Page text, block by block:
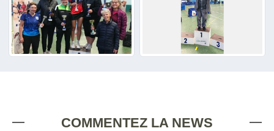
COMMENTEZ LA NEWS